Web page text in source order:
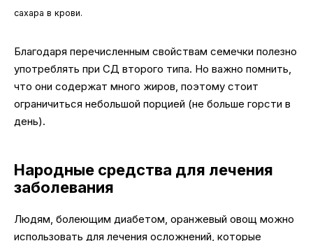
сахара в крови.
Благодаря перечисленным свойствам семечки полезно
употреблять при СД второго типа. Но важно помнить,
что они содержат много жиров, поэтому стоит
ограничиться небольшой порцией (не больше горсти в
день).
Народные средства для лечения
заболевания
Людям, болеющим диабетом, оранжевый овощ можно
использовать для лечения осложнений, которые